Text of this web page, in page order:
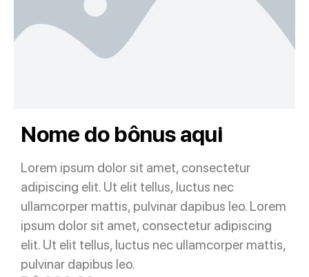
Nome do bônus aqui
Lorem ipsum dolor sit amet, consectetur
adipiscing elit. Ut elit tellus, luctus nec
ullamcorper mattis, pulvinar dapibus leo. Lorem
ipsum dolor sit amet, consectetur adipiscing
elit. Ut elit tellus, luctus nec ullamcorper mattis,
pulvinar dapibus leo.